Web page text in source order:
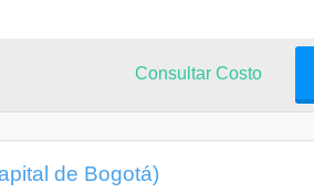
Consultar Costo
de Bogotá)